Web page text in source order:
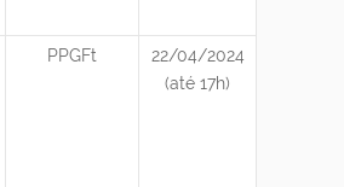
PPGFt
22/04/2024
(até 17h)